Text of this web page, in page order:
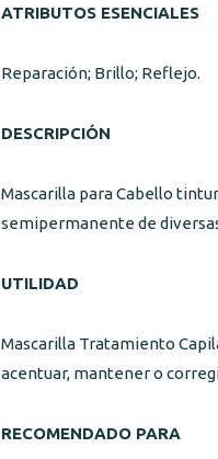
ATRIBUTOS ESENCIALES
Reparación; Brillo; Reflejo.
DESCRIPCIÓN
Mascarilla para Cabello
semipermanente de
UTILIDAD
Mascarilla Tratamiento
acentuar, mantener o
RECOMENDADO PARA